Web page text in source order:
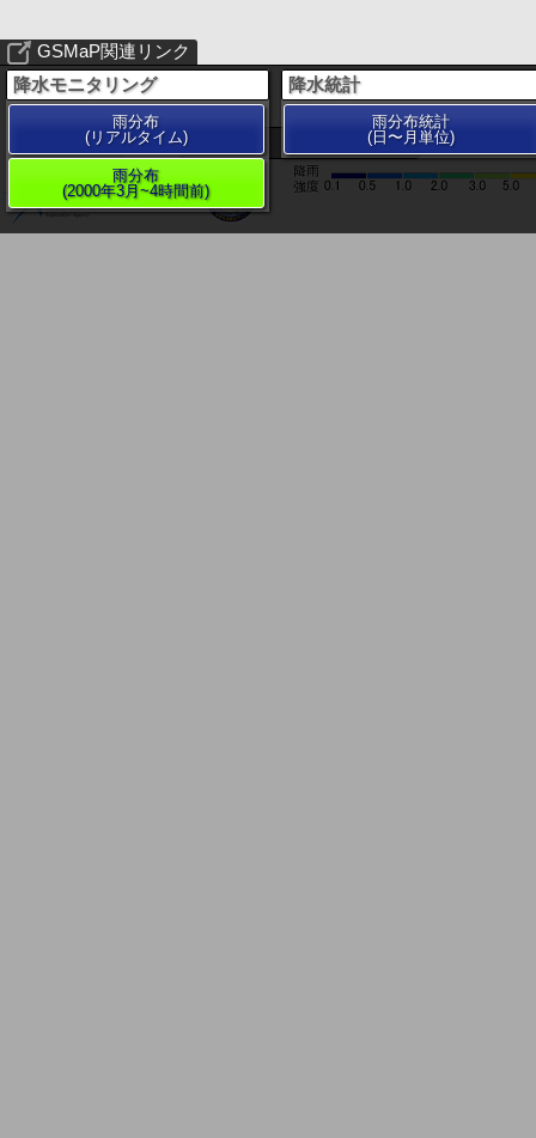
200 km
GSMaP関連リンク
降水モニタリング
雨分布
(リアルタイム)
雨分布
(2000年3月~4時間前)
降水統計
雨分布統計
(日〜月単位)